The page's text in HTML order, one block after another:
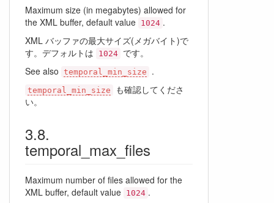
Maximum size (in megabytes) allowed for
the XML buffer, default value 1024 .
XML バッファの最大サイズ(メガバイト)で
す。デフォルトは
1024 です。
See also temporal_min_size .
temporal_min_size
も確認してくださ
い。
temporal_max_files
Maximum number of files allowed for the
XML buffer, default value 1024 .